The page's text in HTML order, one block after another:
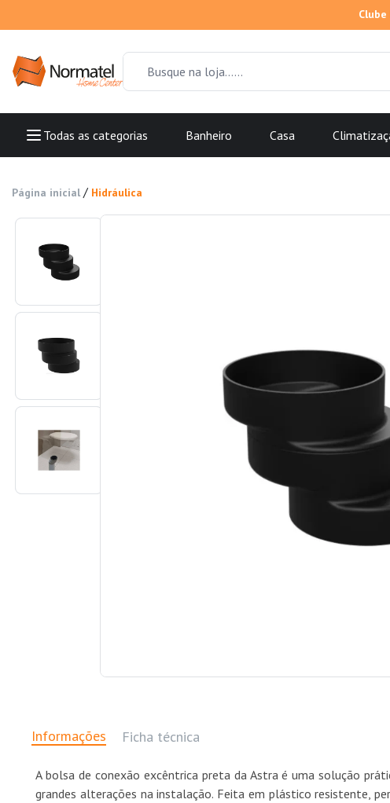
Todas as categorias Banheiro Casa
Página inicial / Hidráulica
Informações Ficha técnica
A bolsa de conexão excêntrica preta da Astra é uma solução
grandes alterações na instalação. Feita em plástico resistente,